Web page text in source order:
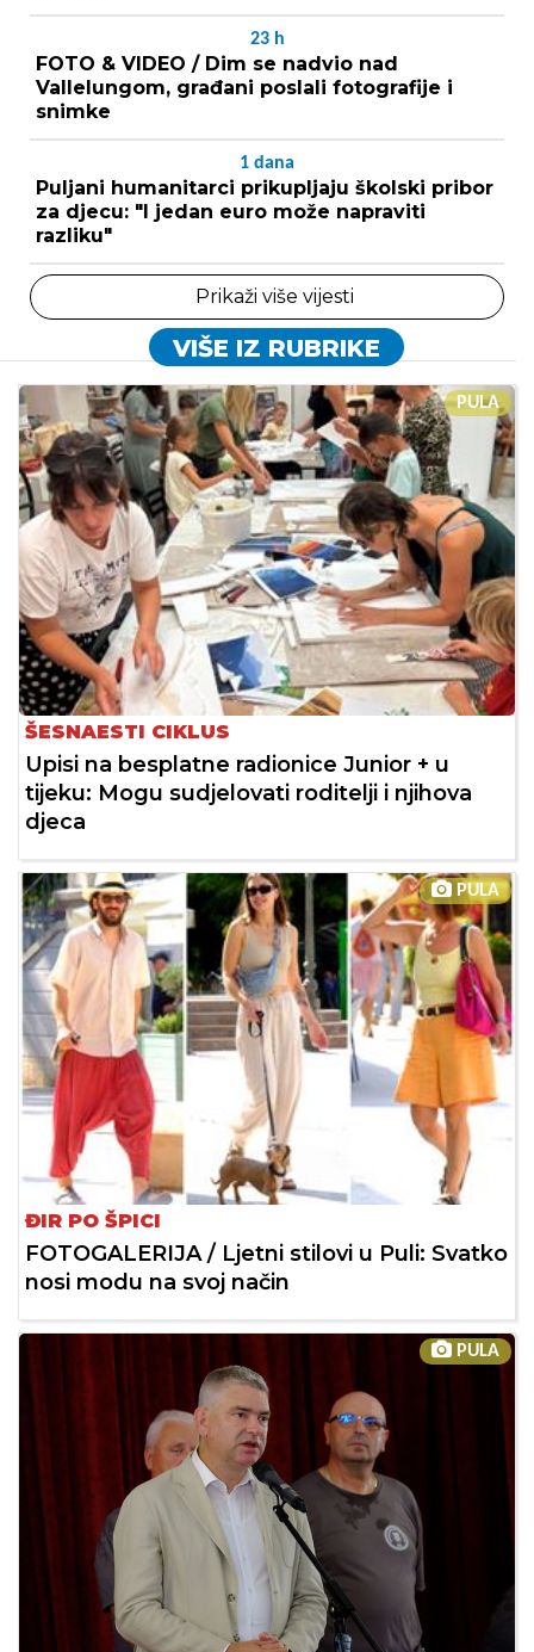
23 h
FOTO & VIDEO / Dim se nadvio nad
Vallelungom, građani poslali fotografije i
snimke
1 dana
Puljani humanitarci prikupljaju školski pribor
za djecu: "I jedan euro može napraviti
razliku"
Prikaži više vijesti
VIŠE IZ RUBRIKE
PULA
ŠESNAESTI CIKLUS
Upisi na besplatne radionice Junior + u
tijeku: Mogu sudjelovati roditelji i njihova
djeca
PULA
ĐIR PO ŠPICI
FOTOGALERIJA / Ljetni stilovi u Puli: Svatko
nosi modu na svoj način
PULA